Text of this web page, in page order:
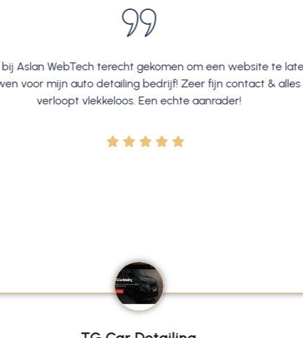
bij Aslan WebTech terecht gekomen om een website te
voor mijn auto detailing bedrijf! Zeer fijn contact & alles
verloopt vlekkeloos. Een echte aanrader!